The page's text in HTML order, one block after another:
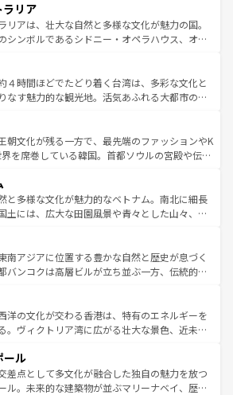
オーリンズでは、音楽と美食が融合した独特の
。旅行者はアメリカの各地域で異なる魅力を楽
、その多様性と豊かな歴史を感じることができ
旅のスタイルだ。 なお、新着のアメリカ
テンツ一覧を参照してほしい。
逃せない。また、定番の観光地といえばオアフ
かな自然を求めるならマウイ島やカウアイ島が
エメラルドグリーンに輝く海をはじめ、豊かな
なしの心で訪れる人々を迎えてくれるハワイの
しいローカルフードやハワイアンミュージッ
なフラダンスなど、すべてがハワイの魅力を彩
ってほしい。 なお、新着のハワイ情報
ツ一覧を参照してほしい。
ラリア
リアは、壮大な自然と多様な文化が魅力の国。
シンボルであるシドニー・オペラハウス、オー
や大陸中央部にそびえるウルル（エアーズロッ
マニアの美しい原生林やケアンズの熱帯雨林な
ろがたくさん。また、カフェやワイン、オージ
ティビティも充実しており、サーフィンやダイ
イキングなど、アウトドア好きにはたまらな
トラリアの多彩な魅力を存分に味わいつくそ
しい。
４時間ほどでたどり着く台湾は、多彩な文化と
なす魅力的な観光地。活気あふれる大都市の台
つな山岳地帯である台湾東部など、都市の喧騒
けさが共存しており、訪れる人に新しい発見と
らしてくれる。また、奥深い台湾の食文化も魅
と評判のスイーツなど、バラエティ豊かな料理
が味わえる。 なお、新着の台湾情報は コンテンツ一覧を参
い。
朝文化が残る一方で、最先端のファッションやK
を席巻している韓国。首都ソウルの宮殿や伝統
足を延ばせば四季折々の自然美を楽しむことが
して、キムチや焼肉、絶品のストリートフード
ざまな韓国料理が待っている。夜には、韓国な
まれながら、韓国の多彩な魅力を心ゆくまで味
わってみてほしい。 なお、新着の韓国情報はコンテンツ一
てほしい。
と多様な文化が魅力的なベトナム。南北に細長
土には、広大な田園風景や青々とした山々、世
と共に伝統が息づく。ハノイの古い町並みやホ
のフランス統治時代の建物も、独特の雰囲気を
いる。また、バラエティの豊かさとおいしさで
ーやバインミー、ベトナムコーヒーなどは、ぜ
わいたい。どの地域を訪れてもあたたかい人々
迎えてくれるので、きっと忘れられない旅にな
しい。
南アジアに位置する豊かな自然と歴史が息づく
バンコクは高層ビルが立ち並ぶ一方、伝統的な
差している。北部ではチェンマイなどの山岳地
触れ合い、南部ではプーケットやクラビの美し
リゾート気分を楽しむことができる。タイ料理
候は一年中温暖で、どの季節にも異なる楽しみ
る。親しみやすいタイの人々、仏教を中心とし
して多様な観光資源が、訪れる旅人を魅了し続
洋の文化が交わる香港は、特有のエネルギーを
。ヴィクトリア湾に広がる壮大な景色、近未来
訪れても感動するはず。観光スポットが密集し
率よく見どころを回れるのも魅力。息をのむよ
ら文化的な体験まで、香港を存分に楽しみ尽く
ール
差点として多文化が融合した独自の魅力を放つ
ル。未来的な建築物が並ぶマリーナベイ、歴史